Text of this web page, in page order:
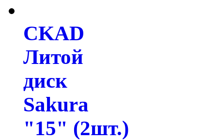
CKAD
Литой
диск
Sakura
"15" (2шт.)